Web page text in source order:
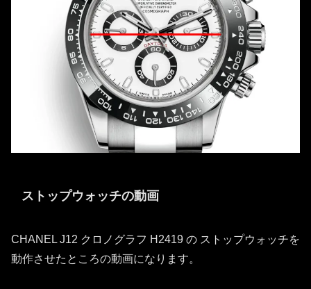
ストップウォッチの動画
CHANEL J12 クロノグラフ H2419 の ストップウォッチを
動作させたところの動画になります。